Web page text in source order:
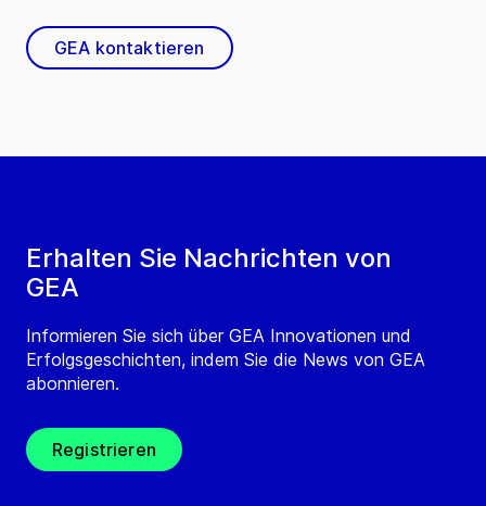
Erhalten Sie Nachrichten von
GEA
Informieren Sie sich über GEA Innovationen und
Erfolgsgeschichten, indem Sie die News von GEA
abonnieren.
Registrieren
GEA kontaktieren